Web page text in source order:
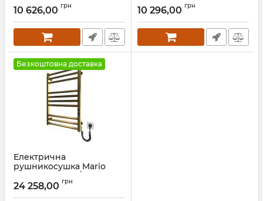
1090х530/110 TR К білий
Артикул:2.3.2817.10.P-WM
10 626,00 грн 10 296,00 грн
Безкоштовна доставка
Електрична
рушникосушка Mario
Кіото-I 770х530/80 TR К
2.0 золото
Артикул:2.2.2200.03.P-G
24 258,00 грн